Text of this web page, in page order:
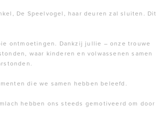
De Speelvogel, haar deuren zal sluiten. Dit
ontmoetingen. Dankzij jullie – onze trouwe
waar kinderen en volwassenen samen
die we samen hebben beleefd.
hebben ons steeds gemotiveerd om door